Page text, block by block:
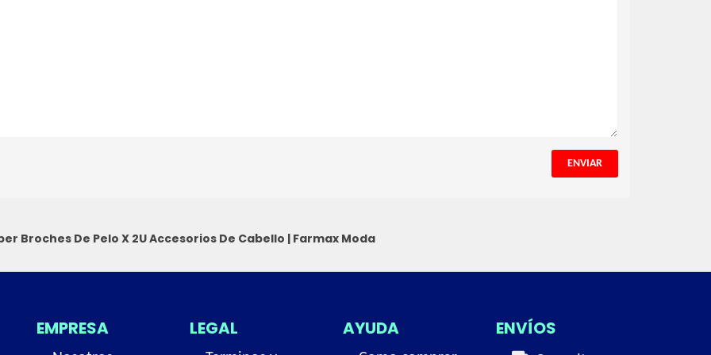
ENVIAR
Broches De Pelo X 2UAccesorios De Cabello | Farmax Moda
EMPRESA LEGAL AYUDA ENVÍOS